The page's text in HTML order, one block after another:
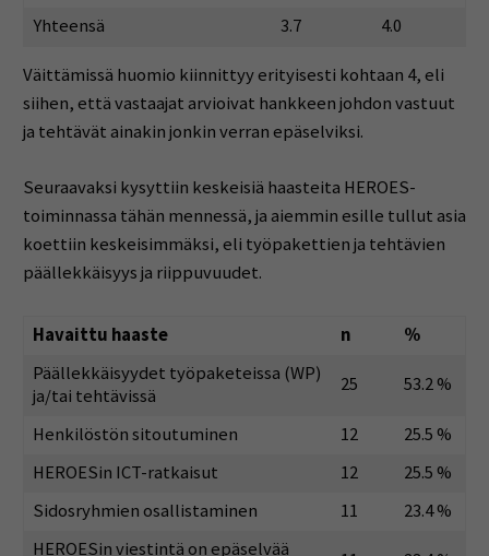
Yhteensä 3.7 4.0
Väittämissä huomio kiinnittyy erityisesti kohtaan 4, eli
siihen, että vastaajat arvioivat hankkeen johdon vastuut
ja tehtävät ainakin jonkin verran epäselviksi.
Seuraavaksi kysyttiin keskeisiä haasteita HEROES-
toiminnassa tähän mennessä, ja aiemmin esille tullut asia
koettiin keskeisimmäksi, eli työpakettien ja tehtävien
päällekkäisyys ja riippuvuudet.
Havaittu haaste n
%
Päällekkäisyydet työpaketeissa (WP)
ja/tai tehtävissä
25 53.2 %
Henkilöstön sitoutuminen 12
25.5 %
HEROESin ICT-ratkaisut
12
25.5 %
Sidosryhmien osallistaminen
11
23.4 %
HEROESin viestintä on epäselvää